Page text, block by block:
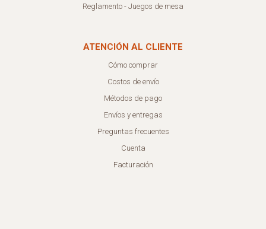
Reglamento - Juegos de mesa
ATENCIÓN AL CLIENTE
Cómo comprar
Costos de envío
Métodos de pago
Envíos y entregas
Preguntas frecuentes
Cuenta
Facturación